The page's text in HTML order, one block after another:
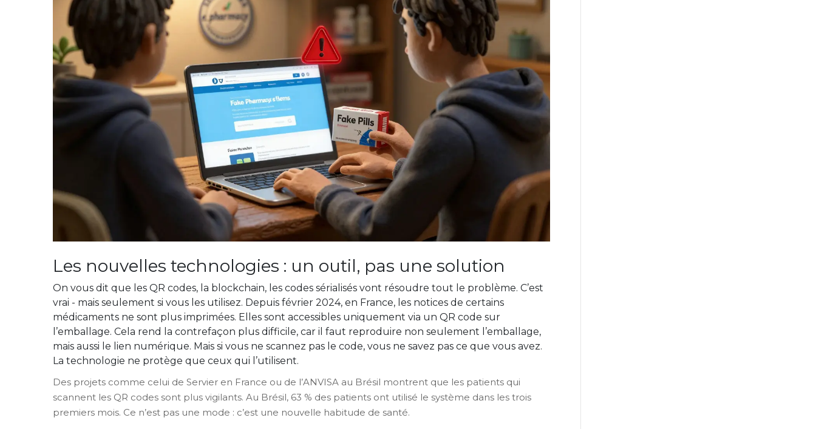
Les nouvelles technologies : un outil, pas une solution
On vous dit que les QR codes, la blockchain, les codes sérialisés vont résoudre tout le problème. C’est
vrai - mais seulement si vous les utilisez. Depuis février 2024, en France, les notices de certains
médicaments ne sont plus imprimées. Elles sont accessibles uniquement via un QR code sur
l’emballage. Cela rend la contrefaçon plus difficile, car il faut reproduire non seulement l’emballage,
mais aussi le lien numérique. Mais si vous ne scannez pas le code, vous ne savez pas ce que vous avez.
La technologie ne protège que ceux qui l’utilisent.
Des projets comme celui de Servier en France ou de l’ANVISA au Brésil montrent que les patients qui
scannent les QR codes sont plus vigilants. Au Brésil, 63 % des patients ont utilisé le système dans les trois
premiers mois. Ce n’est pas une mode : c’est une nouvelle habitude de santé.